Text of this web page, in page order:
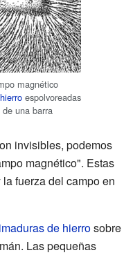
magnético
espolvoreadas
una barra
invisibles, podemos
magnético". Estas
fuerza del campo en
de hierrosobre
Las pequeñas